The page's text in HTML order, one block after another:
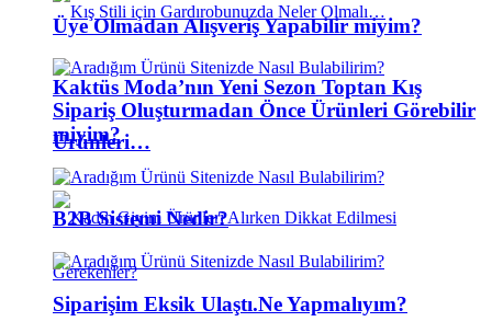
Kaktüs Moda’nın Yeni Sezon Toptan Kış
Ürünleri…
Üye Olmadan Alışveriş Yapabilir miyim?
Sipariş Oluşturmadan Önce Ürünleri Görebilir
miyim?
B2B Sistemi Nedir?
Siparişim Eksik Ulaştı.Ne Yapmalıyım?